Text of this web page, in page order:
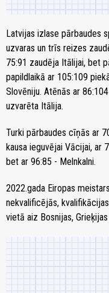
Latvijas izlase pārbaudes
uzvaras un trīs reizes
75:91 zaudēja Itālijai, bet
papildlaikā ar 105:109
Slovēniju. Atēnās ar
uzvarēta Itālija.
Turki pārbaudes cīņās ar
kausa ieguvējai Vācijai, ar
bet ar 96:85 - Melnkalni.
2022.gada Eiropas
nekvalificējās,
vietā aiz Bosnijas,